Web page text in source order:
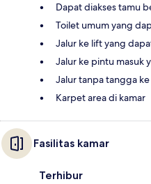
Dapat diakses tamu
Toilet umum yang
Jalur ke lift yang
Jalur ke pintu masuk
Jalur tanpa tangga
Karpet area di kamar
Fasilitas kamar
Terhibur